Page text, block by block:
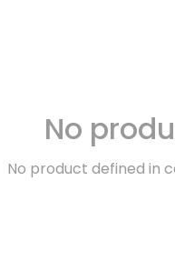
No
No product defined in